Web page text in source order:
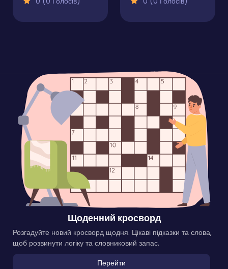
Щоденний кросворд
Розгадуйте новий кросворд щодня. Цікаві підказки та слова,
щоб розвинути логіку та словниковий запас.
Перейти